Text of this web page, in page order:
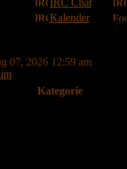
IRC Chat
Kalender
07, 2026 12:59 am
Kategorie